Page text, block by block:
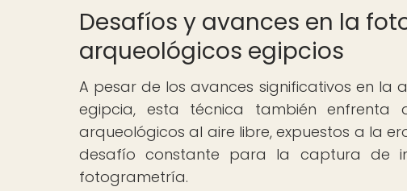
Desafíos y avances en la
arqueológicos egipcios
A pesar de los avances significativos en
egipcia, esta técnica también enfrenta
arqueológicos al aire libre, expuestos a la
desafío constante para la captura de
fotogrametría.